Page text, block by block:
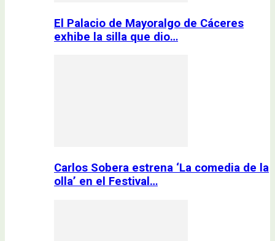
El Palacio de Mayoralgo de Cáceres
exhibe la silla que dio…
Carlos Sobera estrena ‘La comedia de la
olla’ en el Festival…